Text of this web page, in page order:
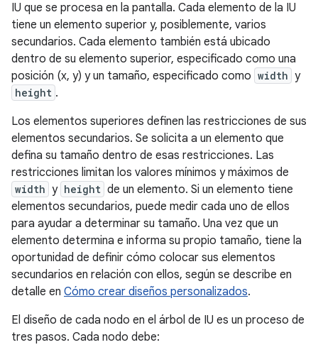
IU que se procesa en la pantalla. Cada elemento de la IU
tiene un elemento superior y, posiblemente, varios
secundarios. Cada elemento también está ubicado
dentro de su elemento superior, especificado como una
posición (x, y) y un tamaño, especificado como width y
height .
Los elementos superiores definen las restricciones de sus
elementos secundarios. Se solicita a un elemento que
defina su tamaño dentro de esas restricciones. Las
restricciones limitan los valores mínimos y máximos de
width y height de un elemento. Si un elemento tiene
elementos secundarios, puede medir cada uno de ellos
para ayudar a determinar su tamaño. Una vez que un
elemento determina e informa su propio tamaño, tiene la
oportunidad de definir cómo colocar sus elementos
secundarios en relación con ellos, según se describe en
detalle en Cómo crear diseños personalizados.
El diseño de cada nodo en el árbol de IU es un proceso de
tres pasos. Cada nodo debe: